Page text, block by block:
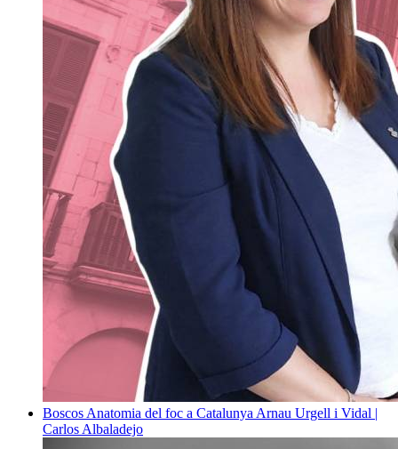
Boscos Anatomia del foc a Catalunya Arnau Urgell i Vidal |
Carlos Albaladejo